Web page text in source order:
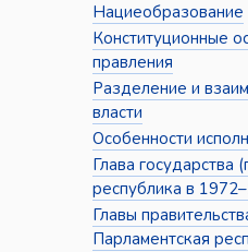
Нациеобразование
Конституционные
правления
Разделение и
власти
Особенности
Глава государства
республика в
Главы
Парламентская